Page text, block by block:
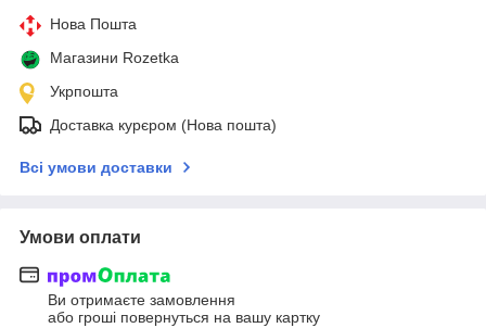
Нова Пошта
Магазини Rozetka
Укрпошта
Доставка курєром (Нова пошта)
Всі умови доставки
Умови оплати
Ви отримаєте замовлення
або гроші повернуться на вашу картку